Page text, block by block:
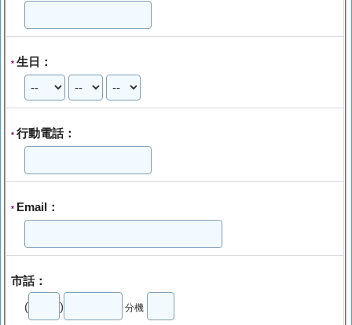
* 生日：
* 行動電話：
* Email：
市話：
( ) 分機